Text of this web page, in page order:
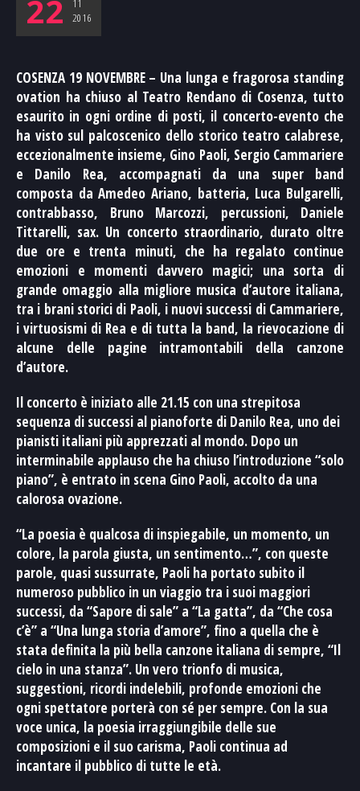
22
11
2016
COSENZA 19 NOVEMBRE – Una lunga e fragorosa standing
ovation ha chiuso al Teatro Rendano di Cosenza, tutto
esaurito in ogni ordine di posti, il concerto-evento che
ha visto sul palcoscenico dello storico teatro calabrese,
eccezionalmente insieme, Gino Paoli, Sergio Cammariere
e Danilo Rea, accompagnati da una super band
composta da Amedeo Ariano, batteria, Luca Bulgarelli,
contrabbasso, Bruno Marcozzi, percussioni, Daniele
Tittarelli, sax. Un concerto straordinario, durato oltre
due ore e trenta minuti, che ha regalato continue
emozioni e momenti davvero magici; una sorta di
grande omaggio alla migliore musica d’autore italiana,
tra i brani storici di Paoli, i nuovi successi di Cammariere,
i virtuosismi di Rea e di tutta la band, la rievocazione di
alcune delle pagine intramontabili della canzone
d’autore.
Il concerto è iniziato alle 21.15 con una strepitosa
sequenza di successi al pianoforte di Danilo Rea, uno dei
pianisti italiani più apprezzati al mondo. Dopo un
interminabile applauso che ha chiuso l’introduzione “solo
piano”, è entrato in scena Gino Paoli, accolto da una
calorosa ovazione.
“La poesia è qualcosa di inspiegabile, un momento, un
colore, la parola giusta, un sentimento…”, con queste
parole, quasi sussurrate, Paoli ha portato subito il
numeroso pubblico in un viaggio tra i suoi maggiori
successi, da “Sapore di sale” a “La gatta”, da “Che cosa
c’è” a “Una lunga storia d’amore”, fino a quella che è
stata definita la più bella canzone italiana di sempre, “Il
cielo in una stanza”. Un vero trionfo di musica,
suggestioni, ricordi indelebili, profonde emozioni che
ogni spettatore porterà con sé per sempre. Con la sua
voce unica, la poesia irraggiungibile delle sue
composizioni e il suo carisma, Paoli continua ad
incantare il pubblico di tutte le età.